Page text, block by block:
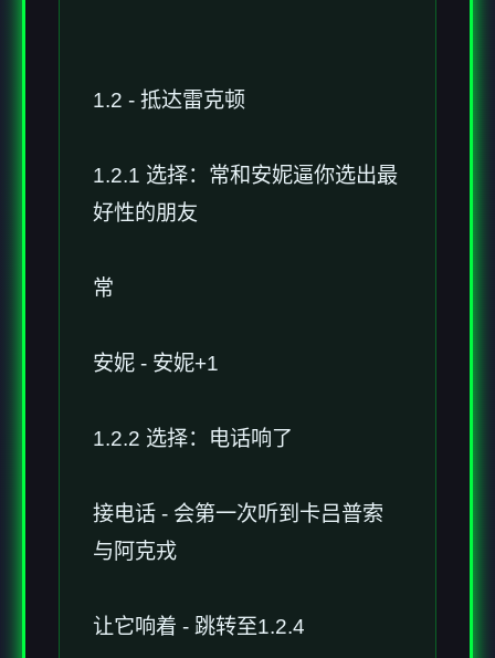
1.2 - 抵达雷克顿
1.2.1 选择：常和安妮逼你选出最
好性的朋友
常
安妮 - 安妮+1
1.2.2 选择：电话响了
接电话 - 会第一次听到卡吕普索
与阿克戎
让它响着 - 跳转至1.2.4